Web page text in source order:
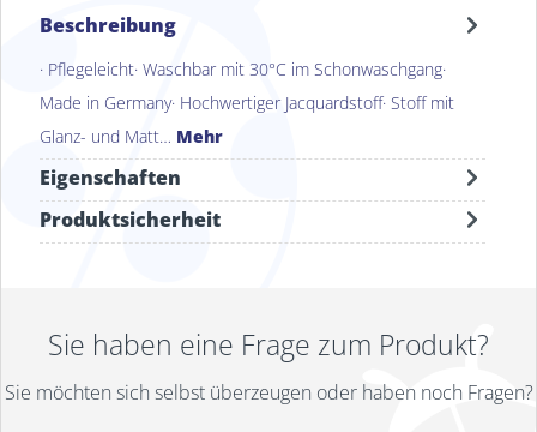
Beschreibung
· Pflegeleicht· Waschbar mit 30°C im Schonwaschgang·
Made in Germany· Hochwertiger Jacquardstoff· Stoff mit
Glanz- und Matt… Mehr
Eigenschaften
Produktsicherheit
Sie haben eine Frage zum Produkt?
Sie möchten sich selbst überzeugen oder haben noch Fragen?